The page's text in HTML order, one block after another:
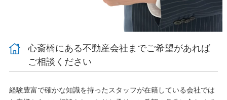
心斎橋にある不動産会社までご希望があれば
ご相談ください
経験豊富で確かな知識を持ったスタッフが在籍している会社では